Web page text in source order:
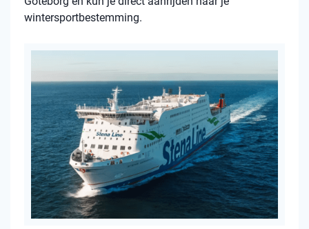
wintersportbestemming.